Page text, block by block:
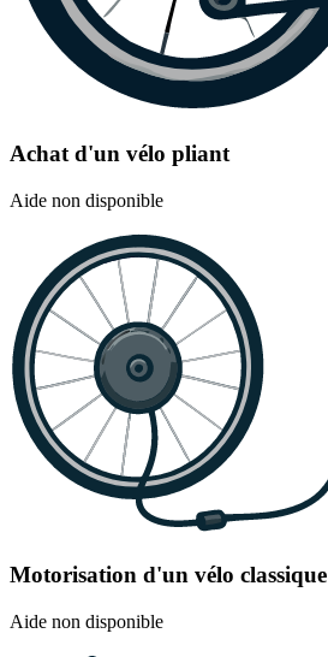
Achat d'un vélo pliant
Aide non disponible
Motorisation d'un vélo classique
Aide non disponible